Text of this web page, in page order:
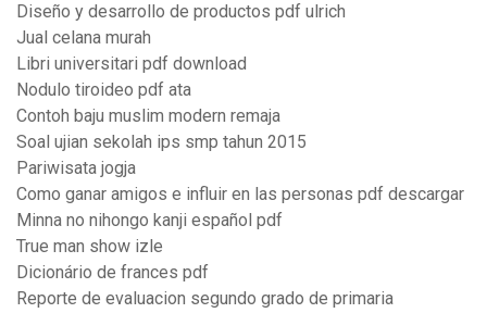
Diseño y desarrollo de productos pdf ulrich
Jual celana murah
Libri universitari pdf download
Nodulo tiroideo pdf ata
Contoh baju muslim modern remaja
Soal ujian sekolah ips smp tahun 2015
Pariwisata jogja
Como ganar amigos e influir en las personas pdf descargar
Minna no nihongo kanji español pdf
True man show izle
Dicionário de frances pdf
Reporte de evaluacion segundo grado de primaria